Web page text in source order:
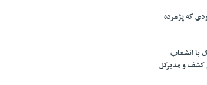
که پژمرده
با انشعاب
کشف و مدیرکل